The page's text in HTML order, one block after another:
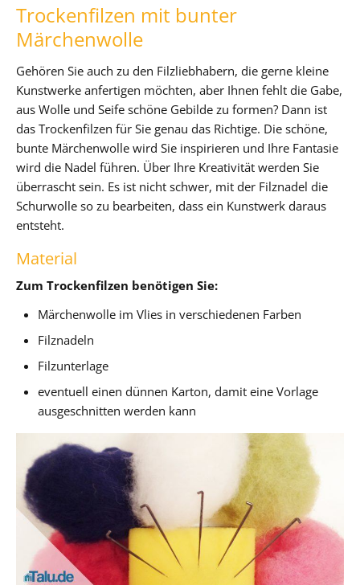
Trockenfilzen mit bunter
Märchenwolle
Gehören Sie auch zu den Filzliebhabern, die gerne kleine
Kunstwerke anfertigen möchten, aber Ihnen fehlt die Gabe,
aus Wolle und Seife schöne Gebilde zu formen? Dann ist
das Trockenfilzen für Sie genau das Richtige. Die schöne,
bunte Märchenwolle wird Sie inspirieren und Ihre Fantasie
wird die Nadel führen. Über Ihre Kreativität werden Sie
überrascht sein. Es ist nicht schwer, mit der Filznadel die
Schurwolle so zu bearbeiten, dass ein Kunstwerk daraus
entsteht.
Material
Zum Trockenfilzen benötigen Sie:
Märchenwolle im Vlies in verschiedenen Farben
Filznadeln
Filzunterlage
eventuell einen dünnen Karton, damit eine Vorlage
ausgeschnitten werden kann